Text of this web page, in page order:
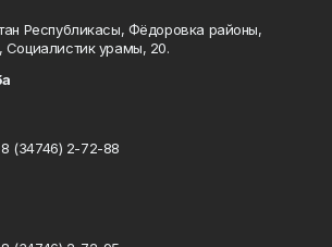
Республикасы, Фёдоровка районы,
урамы, 20.
(34746) 2-72-88